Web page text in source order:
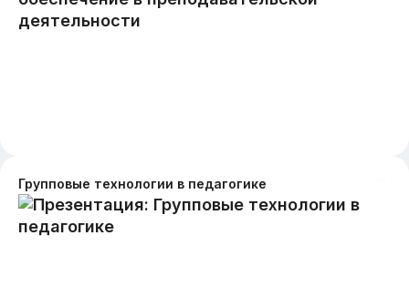
Групповые технологии в педагогике